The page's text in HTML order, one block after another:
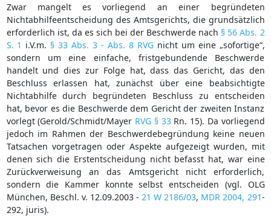
Zwar mangelt es vorliegend an einer begründeten
Nichtabhilfeentscheidung des Amtsgerichts, die grundsätzlich
erforderlich ist, da es sich bei der Beschwerde nach § 56 Abs. 2
S. 1 i.V.m. § 33 Abs. 3 - Abs. 8 RVGnicht um eine „sofortige“,
sondern um eine einfache, fristgebundende Beschwerde
handelt und dies zur Folge hat, dass das Gericht, das den
Beschluss erlassen hat, zunächst über eine beabsichtigte
Nichtabhilfe durch begründeten Beschluss zu entscheiden
hat, bevor es die Beschwerde dem Gericht der zweiten Instanz
vorlegt (Gerold/Schmidt/Mayer RVG § 33Rn. 15). Da vorliegend
jedoch im Rahmen der Beschwerdebegründung keine neuen
Tatsachen vorgetragen oder Aspekte aufgezeigt wurden, mit
denen sich die Erstentscheidung nicht befasst hat, war eine
Zurückverweisung an das Amtsgericht nicht erforderlich,
sondern die Kammer konnte selbst entscheiden (vgl. OLG
München, Beschl. v. 12.09.2003 - 21 W 2186/03, MDR 2004, 291-
292, juris).